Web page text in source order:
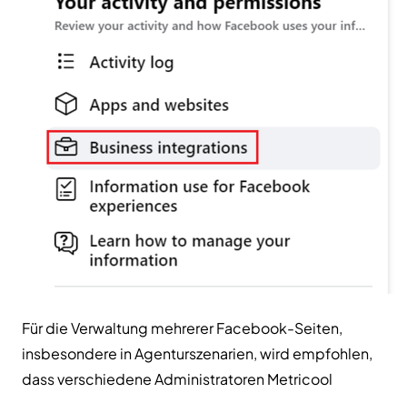
Für die Verwaltung mehrerer Facebook-Seiten,
insbesondere in Agenturszenarien, wird empfohlen,
dass verschiedene Administratoren Metricool